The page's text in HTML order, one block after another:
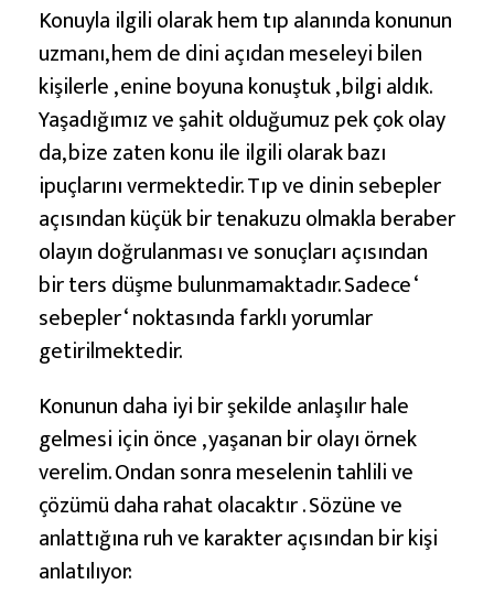
Konuyla ilgili olarak hem tıp alanında konunun
uzmanı, hem de dini açıdan meseleyi bilen
kişilerle , enine boyuna konuştuk , bilgi aldık.
Yaşadığımız ve şahit olduğumuz pek çok olay
da, bize zaten konu ile ilgili olarak bazı
ipuçlarını vermektedir. Tıp ve dinin sebepler
açısından küçük bir tenakuzu olmakla beraber
olayın doğrulanması ve sonuçları açısından
bir ters düşme bulunmamaktadır. Sadece ‘
sebepler ‘ noktasında farklı yorumlar
getirilmektedir.
Konunun daha iyi bir şekilde anlaşılır hale
gelmesi için önce , yaşanan bir olayı örnek
verelim. Ondan sonra meselenin tahlili ve
çözümü daha rahat olacaktır . Sözüne ve
anlattığına ruh ve karakter açısından bir kişi
anlatılıyor: